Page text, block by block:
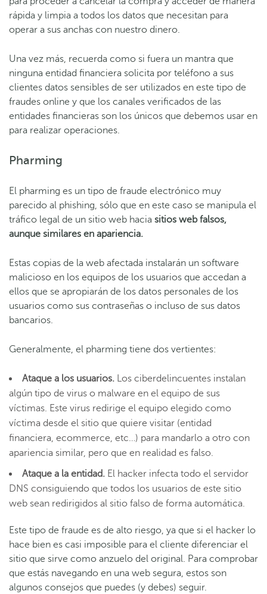
rápida y limpia a todos los datos que necesitan para
operar a sus anchas con nuestro dinero.
Una vez más, recuerda como si fuera un mantra que
ninguna entidad financiera solicita por teléfono a sus
clientes datos sensibles de ser utilizados en este tipo de
fraudes online y que los canales verificados de las
entidades financieras son los únicos que debemos usar en
para realizar operaciones.
Pharming
El pharming es un tipo de fraude electrónico muy
parecido al phishing, sólo que en este caso se manipula el
tráfico legal de un sitio web hacia sitios web falsos,
aunque similares en apariencia.
Estas copias de la web afectada instalarán un software
malicioso en los equipos de los usuarios que accedan a
ellos que se apropiarán de los datos personales de los
usuarios como sus contraseñas o incluso de sus datos
bancarios.
Generalmente, el pharming tiene dos vertientes:
Ataque a los usuarios. Los ciberdelincuentes instalan
algún tipo de virus o malware en el equipo de sus
víctimas. Este virus redirige el equipo elegido como
víctima desde el sitio que quiere visitar (entidad
financiera, ecommerce, etc…) para mandarlo a otro con
apariencia similar, pero que en realidad es falso.
Ataque a la entidad. El hacker infecta todo el servidor
DNS consiguiendo que todos los usuarios de este sitio
web sean redirigidos al sitio falso de forma automática.
Este tipo de fraude es de alto riesgo, ya que si el hacker lo
hace bien es casi imposible para el cliente diferenciar el
sitio que sirve como anzuelo del original. Para comprobar
que estás navegando en una web segura, estos son
algunos consejos que puedes (y debes) seguir.